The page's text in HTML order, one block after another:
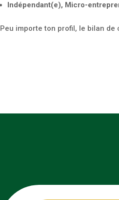
Indépendant(e), Micro-
Peu importe ton profil, le bilan